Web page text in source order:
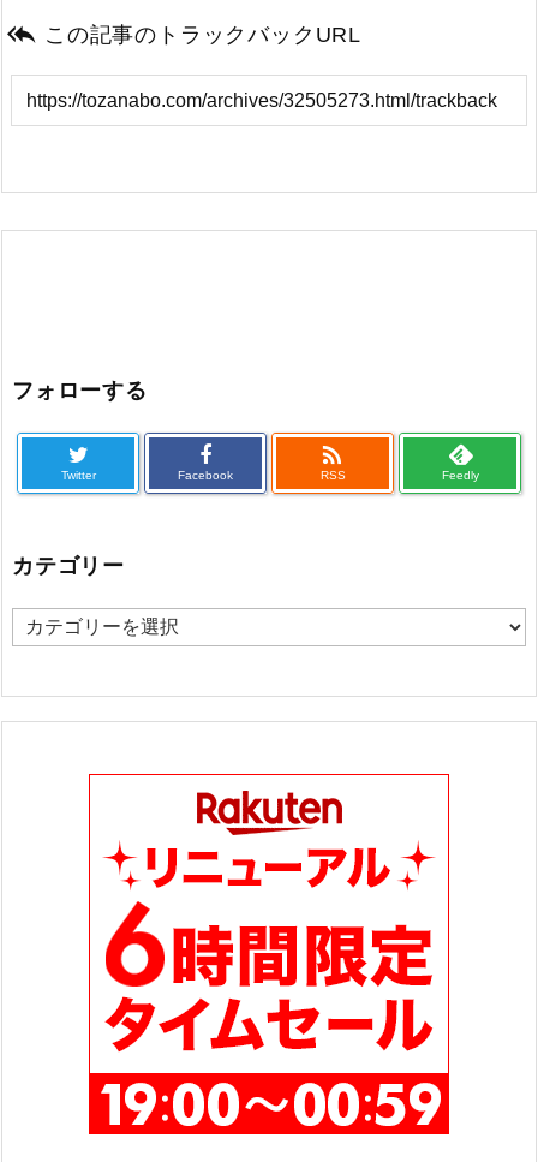
 この記事のトラックバックURL
フォローする
Twitter Facebook

RSS Feedly
カテゴリー
カ
ゴ